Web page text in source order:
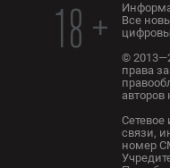
18 +
Все
©
права
Сетевое
связи,
номер